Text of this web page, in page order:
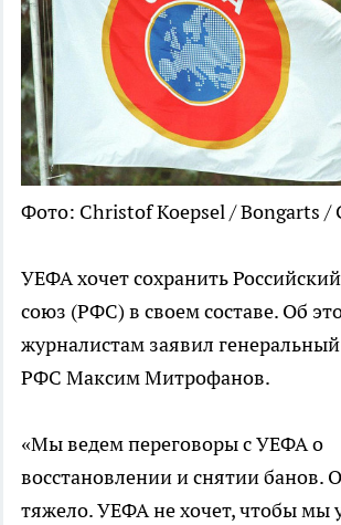
Фото: Christof Koepsel / Bongarts /
УЕФА хочет сохранить
союз (РФС) в своем составе. Об
журналистам заявил генеральный
РФС Максим Митрофанов.
«Мы ведем переговоры с УЕФА о
восстановлении и снятии банов.
тяжело. УЕФА не хочет, чтобы мы